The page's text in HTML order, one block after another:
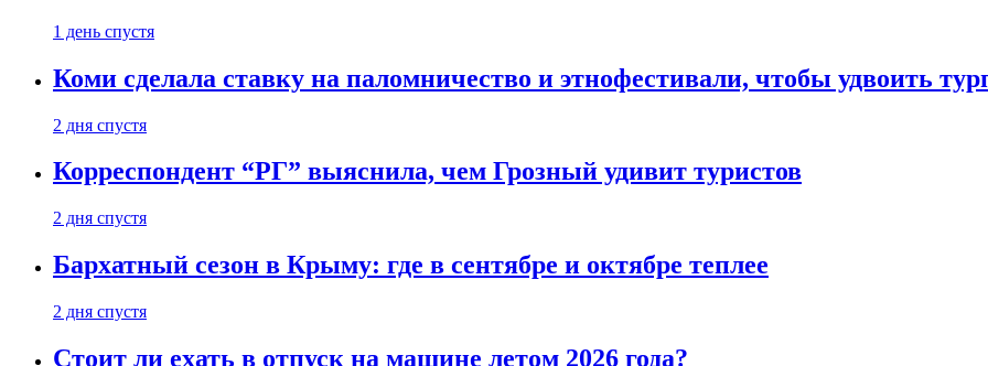
1 день спустя
Коми сделала ставку на паломничество и этнофестивали, чтобы удвоить
2 дня спустя
Корреспондент “РГ” выяснила, чем Грозный удивит туристов
2 дня спустя
Бархатный сезон в Крыму: где в сентябре и октябре теплее
2 дня спустя
Стоит ли ехать в отпуск на машине летом 2026 года?